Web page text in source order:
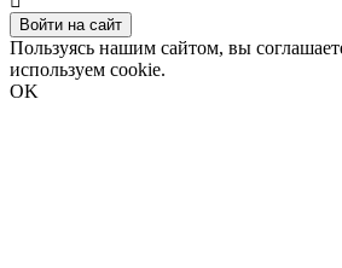
Войти на сайт
Пользуясь нашим сайтом, вы
используем cookie.
OK